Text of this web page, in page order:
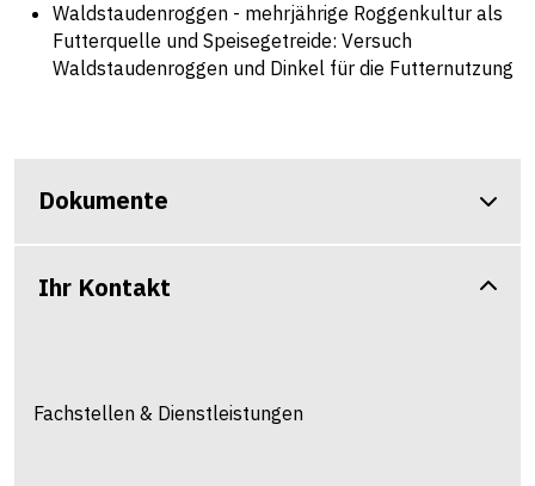
Waldstaudenroggen - mehrjährige Roggenkultur als
Futterquelle und Speisegetreide: Versuch
Waldstaudenroggen und Dinkel für die Futternutzung
Dokumente
Ihr Kontakt
Fachstellen & Dienstleistungen